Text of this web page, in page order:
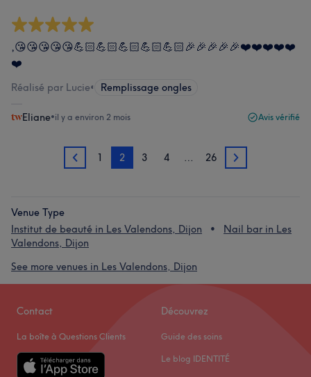
,😘😘😘😘😘💪🏻💪🏻💪🏻💪🏻💪🏻🎉🎉🎉🎉🎉❤️❤️❤️❤️❤️
❤️
Réalisé par Lucie• Remplissage ongles
Eliane•il y a environ 2 mois Avis vérifié
1 1 2 3 4 … 26 3
Venue Type
Institut de beauté in Les Valendons, Dijon
Nail bar in Les
Valendons, Dijon
See more venues in Les Valendons, Dijon
Contact
La boîte à Questions Clients
Découvrez
Guide des soins
Le blog IDENTITÉ